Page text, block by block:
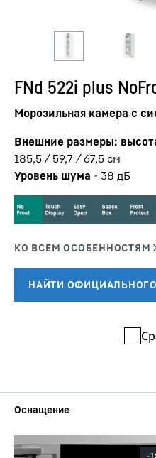
FNd 522i plus
Морозильная камера с
Внешние размеры:
185,5 / 59,7 / 67,5 см
Уровень шума - 38 дБ